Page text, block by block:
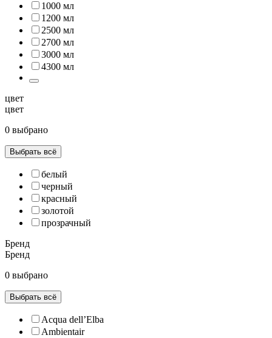
1000 мл
1200 мл
2500 мл
2700 мл
3000 мл
4300 мл
цвет
цвет
0 выбрано
Выбрать всё
белый
черный
красный
золотой
прозрачный
Бренд
Бренд
0 выбрано
Выбрать всё
Acqua dell’Elba
Ambientair